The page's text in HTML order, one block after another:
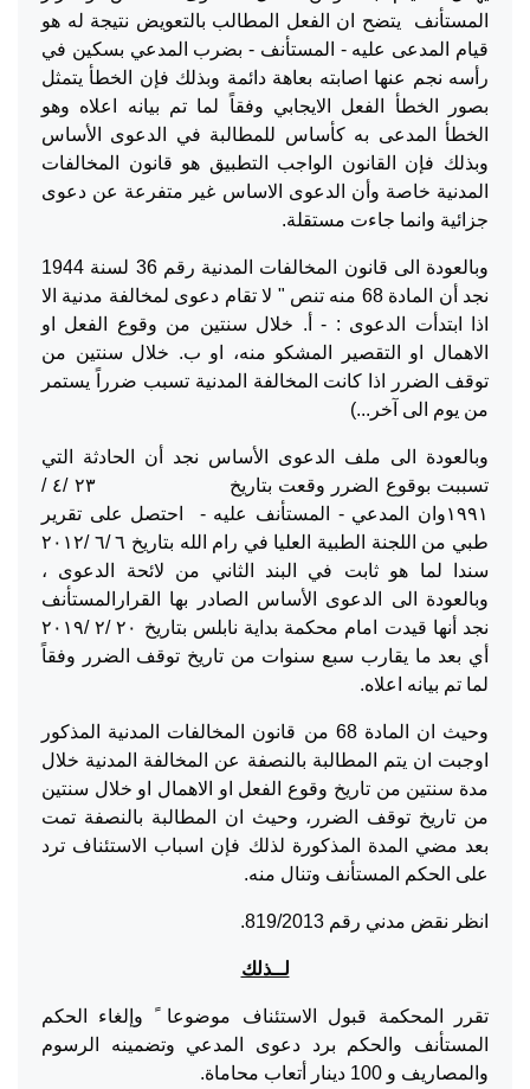
المستأنف يتضح ان الفعل المطالب بالتعويض نتيجة له هو
قيام المدعى عليه - المستأنف - بضرب المدعي بسكين في
رأسه نجم عنها اصابته بعاهة دائمة وبذلك فإن الخطأ يتمثل
بصور الخطأ الفعل الايجابي وفقاً لما تم بيانه اعلاه وهو
الخطأ المدعى به كأساس للمطالبة في الدعوى الأساس
وبذلك فإن القانون الواجب التطبيق هو قانون المخالفات
المدنية خاصة وأن الدعوى الاساس غير متفرعة عن دعوى
جزائية وانما جاءت مستقلة.
وبالعودة الى قانون المخالفات المدنية رقم 36 لسنة 1944
نجد أن المادة 68 منه تنص " لا تقام دعوى لمخالفة مدنية الا
اذا ابتدأت الدعوى : - أ. خلال سنتين من وقوع الفعل او
الاهمال او التقصير المشكو منه، او ب. خلال سنتين من
توقف الضرر اذا كانت المخالفة المدنية تسبب ضرراً يستمر
من يوم الى آخر...)
وبالعودة الى ملف الدعوى الأساس نجد أن الحادثة التي
تسببت بوقوع الضرر وقعت بتاريخ ٢٣ /٤ /
١٩٩١وان المدعي - المستأنف عليه - احتصل على تقرير
طبي من اللجنة الطبية العليا في رام الله بتاريخ ٦ /٦ /٢٠١٢
سندا لما هو ثابت في البند الثاني من لائحة الدعوى ،
وبالعودة الى الدعوى الأساس الصادر بها القرارالمستأنف
نجد أنها قيدت امام محكمة بداية نابلس بتاريخ ٢٠ /٢ /٢٠١٩
أي بعد ما يقارب سبع سنوات من تاريخ توقف الضرر وفقاً
لما تم بيانه اعلاه.
وحيث ان المادة 68 من قانون المخالفات المدنية المذكور
اوجبت ان يتم المطالبة بالنصفة عن المخالفة المدنية خلال
مدة سنتين من تاريخ وقوع الفعل او الاهمال او خلال سنتين
من تاريخ توقف الضرر، وحيث ان المطالبة بالنصفة تمت
بعد مضي المدة المذكورة لذلك فإن اسباب الاستئناف ترد
على الحكم المستأنف وتنال منه.
انظر نقض مدني رقم 819/2013.
لــذلك
تقرر المحكمة قبول الاستئناف موضوعا ً وإلغاء الحكم
المستأنف والحكم برد دعوى المدعي وتضمينه الرسوم
والمصاريف و 100 دينار أتعاب محاماة.